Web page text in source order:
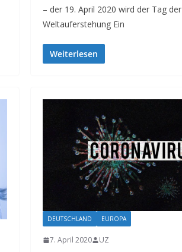
– der 19. April 2020 wird der Tag der
Weltauferstehung Ein
Weiterlesen
DEUTSCHLAND EUROPA
7. April 2020 UZ